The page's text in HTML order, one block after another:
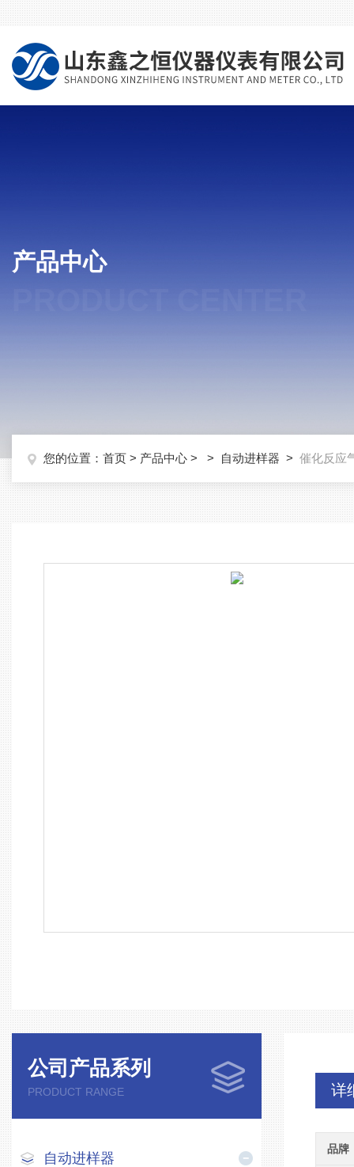
产品中心
您的位置： 首页 > 产品中心 > > 自动进样器 > 催化反应
公司产品系列
PRODUCT RANGE
自动进样器
详
品牌